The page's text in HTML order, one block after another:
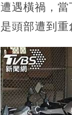
遭遇橫禍，
是頭部遭到重